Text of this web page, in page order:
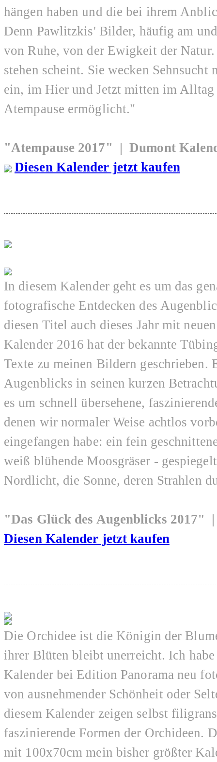
hängen haben und die bei ihrem
Denn Pawlitzkis' Bilder, häufig am
von Ruhe, von der Ewigkeit der
stehen scheint. Sie wecken Sehnsucht
ein, im Hier und Jetzt mitten im Alltag
Atempause ermöglicht."
"Atempause 2017" | Dumont
Diesen Kalender jetzt kaufen
In diesem Kalender geht es um das
fotografische Entdecken des
diesen Titel auch dieses Jahr mit
Kalender 2016 hat der bekannte
Texte zu meinen Bildern geschrieben.
Augenblicks in seinen kurzen
es um schnell übersehene,
denen wir normaler Weise achtlos
eingefangen habe: ein fein
weiß blühende Moosgräser -
Nordlicht, die Sonne, deren Strahlen
"Das Glück des Augenblicks
Diesen Kalender jetzt kaufen
Die Orchidee ist die Königin der
ihrer Blüten bleibt unerreicht. Ich
Kalender bei Edition Panorama neu
von ausnehmender Schönheit oder
diesem Kalender zeigen selbst
faszinierende Formen der Orchideen.
mit 100x70cm mein bisher größter